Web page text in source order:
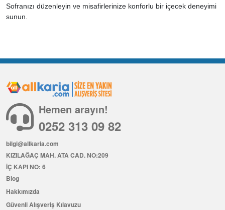
Sofranızı düzenleyin ve misafirlerinize konforlu bir içecek deneyimi
sunun.
Hemen arayın!
0252 313 09 82
bilgi@allkaria.com
KIZILAĞAÇ MAH. ATA CAD. NO:209
İÇ KAPI NO: 6
Blog
Hakkımızda
Güvenli Alışveriş Kılavuzu